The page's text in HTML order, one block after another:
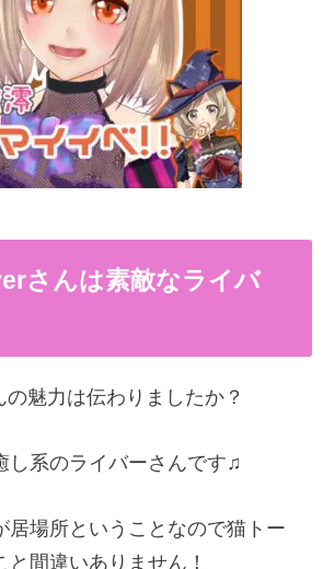
さんは素敵なライバ
の魅力は伝わりましたか？
し系のライバーさんです♫
居場所ということなので猫トー
と間違いありません！